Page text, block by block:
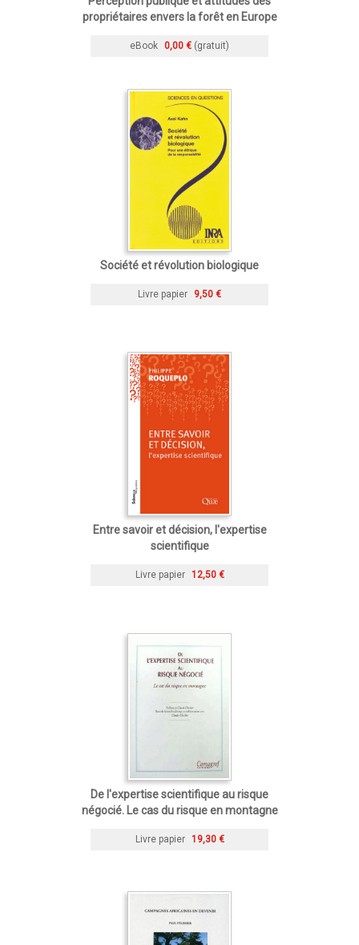
propriétaires envers la forêt en Europe
eBook 0,00 € (gratuit)
Société et révolution biologique
Livre papier 9,50 €
Entre savoir et décision, l'expertise
scientifique
Livre papier 12,50 €
De l'expertise scientifique au risque
négocié. Le cas du risque en montagne
Livre papier 19,30 €